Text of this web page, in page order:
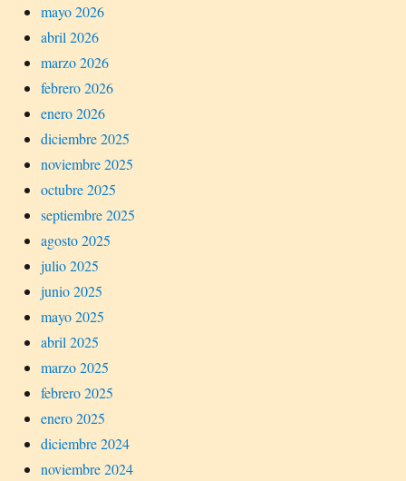
mayo 2026
abril 2026
marzo 2026
febrero 2026
enero 2026
diciembre 2025
noviembre 2025
octubre 2025
septiembre 2025
agosto 2025
julio 2025
junio 2025
mayo 2025
abril 2025
marzo 2025
febrero 2025
enero 2025
diciembre 2024
noviembre 2024